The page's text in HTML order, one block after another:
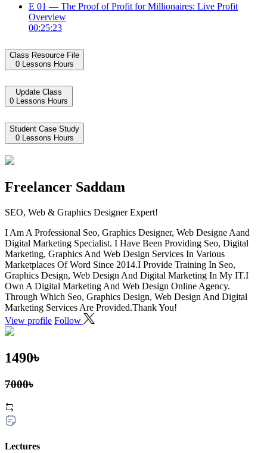
E 01 — The Proof of Profit for Millionaires: Live Profit
Overview
00:25:23
Class Resource File
0 Lessons Hours
Update Class
0 Lessons Hours
Student Case Study
0 Lessons Hours
Freelancer Saddam
SEO, Web & Graphics Designer Expert!
I Am A Professional Seo, Graphics Designer, Web Designe Aand
Digital Marketing Specialist. I Have Been Providing Seo, Digital
Marketing, Graphics And Web Design Services In Various
Marketplaces Of Word Since 2014.I Provide Training In Seo,
Graphics Design, Web Design And Digital Marketing In My IT.I
Own A Digital Marketing And Web Design Online Agency.
Through Which Seo, Graphics Design, Web Design And Digital
Marketing Services Are Provided.Thank You!
View profile Follow
1490৳
7000৳
Lectures